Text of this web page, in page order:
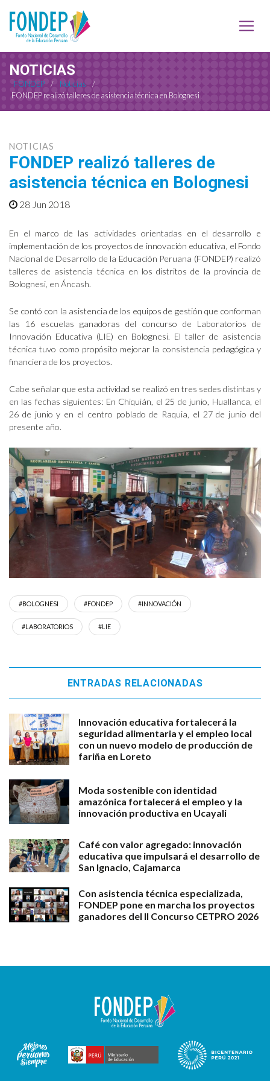
NOTICIAS
FONDEP / Noticias
/
FONDEP realizó talleres de asistencia técnica en Bolognesi
NOTICIAS
FONDEP realizó talleres de
asistencia técnica en Bolognesi
28 Jun 2018
En el marco de las actividades orientadas en el desarrollo e
implementación de los proyectos de innovación educativa, el Fondo
Nacional de Desarrollo de la Educación Peruana (FONDEP) realizó
talleres de asistencia técnica en los distritos de la provincia de
Bolognesi, en Áncash.
Se contó con la asistencia de los equipos de gestión que conforman
las 16 escuelas ganadoras del concurso de Laboratorios de
Innovación Educativa (LIE) en Bolognesi. El taller de asistencia
técnica tuvo como propósito mejorar la consistencia pedagógica y
financiera de los proyectos.
Cabe señalar que esta actividad se realizó en tres sedes distintas y
en las fechas siguientes: En Chiquián, el 25 de junio, Huallanca, el
26 de junio y en el centro poblado de Raquia, el 27 de junio del
presente año.
#BOLOGNESI #FONDEP #INNOVACIÓN
#LABORATORIOS #LIE
ENTRADAS RELACIONADAS
Innovación educativa fortalecerá la
seguridad alimentaria y el empleo local
con un nuevo modelo de producción de
fariña en Loreto
Moda sostenible con identidad
amazónica fortalecerá el empleo y la
innovación productiva en Ucayali
Café con valor agregado: innovación
educativa que impulsará el desarrollo de
San Ignacio, Cajamarca
Con asistencia técnica especializada,
FONDEP pone en marcha los proyectos
ganadores del II Concurso CETPRO 2026